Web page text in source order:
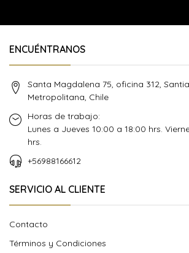
ENCUÉNTRANOS
Santa Magdalena 75, oficina 312,
Metropolitana, Chile
Horas de trabajo:
Lunes a Jueves 10:00 a 18:00 hrs.
hrs.
+56988166612
SERVICIO AL CLIENTE
Contacto
Términos y Condiciones